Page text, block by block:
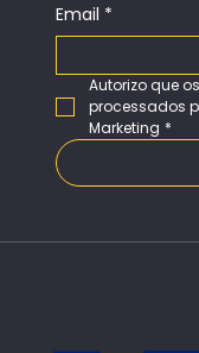
Email *
Autorizo que
processados
Marketing *